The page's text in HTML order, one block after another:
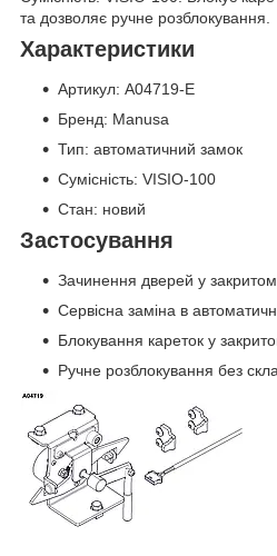
та дозволяє ручне розблокування.
Характеристики
Артикул: A04719-E
Бренд: Manusa
Тип: автоматичний замок
Сумісність: VISIO-100
Стан: новий
Застосування
Зачинення дверей у
Сервісна заміна в
Блокування кареток у
Ручне розблокування без